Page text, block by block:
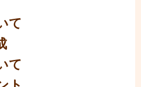
て
て